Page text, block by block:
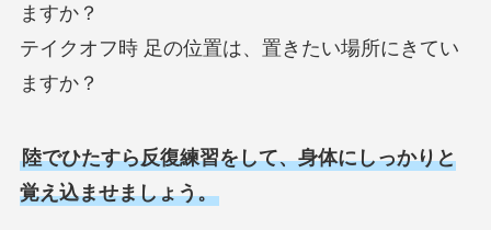
ますか？
テイクオフ時 足の位置は、置きたい場所にきてい
ますか？
陸でひたすら反復練習をして、身体にしっかりと
覚え込ませましょう。